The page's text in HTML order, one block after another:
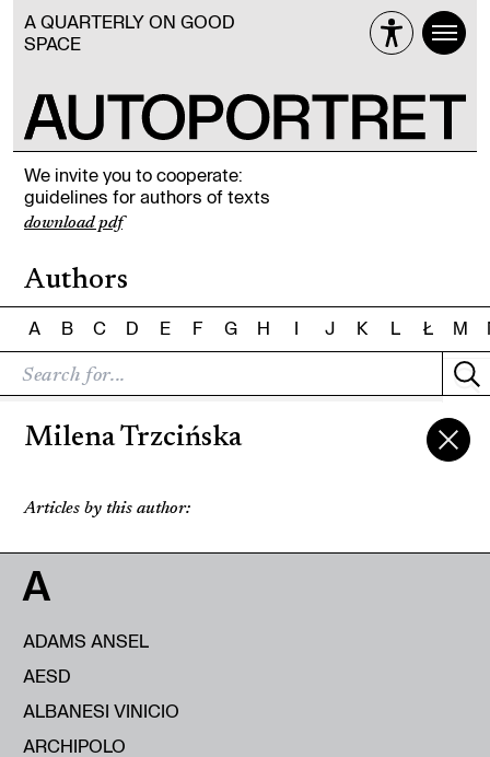
A QUARTERLY ON GOOD
SPACE
We invite you to cooperate:
guidelines for authors of texts
download pdf
Authors
A B C D E F G H I J K L Ł M
Milena Trzcińska
Articles by this author:
A
ADAMS ANSEL
AESD
ALBANESI VINICIO
ARCHIPOLO